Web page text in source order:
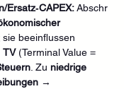
Ersatz‑CAPEX: Abschr
sie beeinflussen
TV (Terminal Value =
. Zu niedrige
→